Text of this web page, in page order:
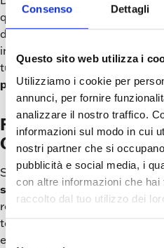
Consenso Dettagli
Questo sito web utilizza i
Utilizziamo i cookie per
annunci, per fornire
analizzare il nostro traffico.
informazioni sul modo in cui
nostri partner che si
pubblicità e social media, i
con altre informazioni che hai
raccolto dal tuo utilizzo dei
Selezione
questi salumi deve andare di
del marketing: anche fra le
infatti, la concorrenza è
tutte le strategie possibili per
prodottirispetto a quelli della
Fasce per salumi:
Cartongraf
Specialista nell’ideazione e
salumiche coniugano
resistenza fisica alle
temperature) è
esperienza in questo settore: